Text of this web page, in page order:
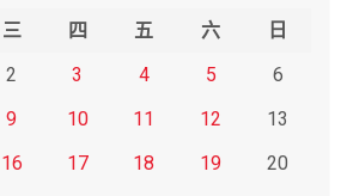
三 四 五 六
日
2 3 4 5
6
9 10 11 12
13
16 17 18 19
20